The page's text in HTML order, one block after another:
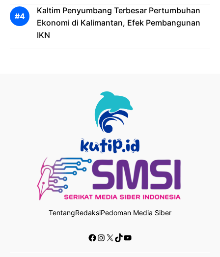
Kaltim Penyumbang Terbesar Pertumbuhan
Ekonomi di Kalimantan, Efek Pembangunan
IKN
TentangRedaksiPedoman Media Siber
Facebook
Instagram
X TikTok
YouTube